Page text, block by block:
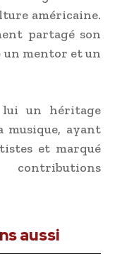
américaine.
partagé son
un mentor et un
lui un héritage
musique, ayant
et marqué
aussi